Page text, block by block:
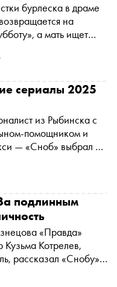
бурлеска в драме
на
а мать ищет
и сериалы начала
сериалы 2025
из Рыбинска с
помощником и
— «Сноб» выбрал 10
подлинным
«Правда»
Котрелев,
рассказал «Снобу» о